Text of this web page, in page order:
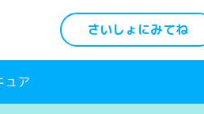
さいしょにみてね
ュア